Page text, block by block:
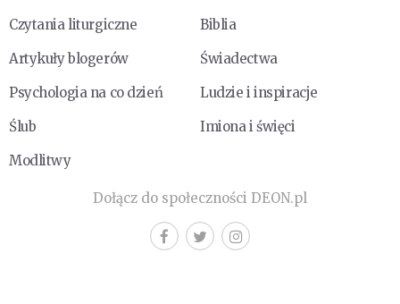
Czytania liturgiczne
Biblia
Artykuły blogerów
Świadectwa
Psychologia na co dzień
Ludzie i inspiracje
Ślub
Imiona i święci
Modlitwy
Dołącz do społeczności DEON.pl